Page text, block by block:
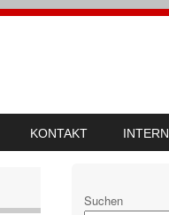
KONTAKT INTERN
Suchen